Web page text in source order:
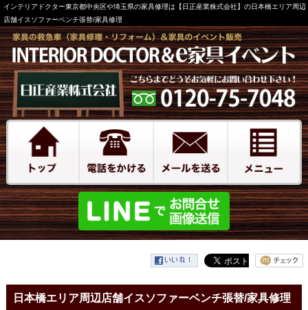
インテリアドクター東京都中央区や埼玉県の家具修理は【日正産業株式会社】の日本橋エリア周辺
店舗イスソファーベンチ張替/家具修理
日本橋エリア周辺店舗イスソファーベンチ張替/家具修理